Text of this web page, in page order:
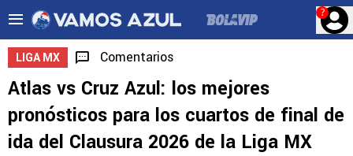
?
LIGA MX Comentarios
Atlas vs Cruz Azul: los mejores
pronósticos para los cuartos de final de
ida del Clausura 2026 de la Liga MX